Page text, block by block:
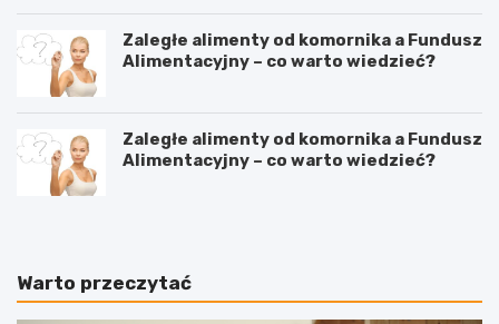
Zaległe alimenty od komornika a Fundusz
Alimentacyjny – co warto wiedzieć?
Zaległe alimenty od komornika a Fundusz
Alimentacyjny – co warto wiedzieć?
Warto przeczytać